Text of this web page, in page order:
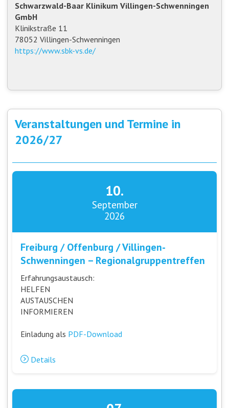
Schwarzwald-Baar Klinikum Villingen-Schwenningen
GmbH
Klinikstraße 11
78052 Villingen-Schwenningen
https://www.sbk-vs.de/
Veranstaltungen und Termine in
2026/27
10.
September
2026
Freiburg / Offenburg / Villingen-
Schwenningen – Regionalgruppentreffen
Erfahrungsaustausch:
HELFEN
AUSTAUSCHEN
INFORMIEREN
Einladung als PDF-Download
Details